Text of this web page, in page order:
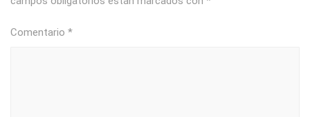
Comentario *